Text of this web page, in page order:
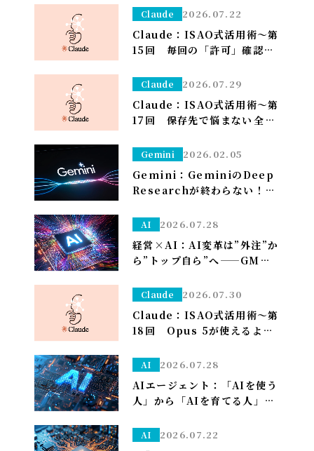
Zeimee、半年後の本格投入
Claude 2026.07.22
Claude：ISAO式活用術～第
15回 毎回の「許可」確認が
は「常に許可」で流す（※管
Claude 2026.07.29
Claude：ISAO式活用術～第
17回 保存先で悩まない――全部
して、仕分けはClaudeに任
Gemini 2026.02.05
Gemini：GeminiのDeep
Researchが終わらない！？
た1つ」のこと
AI 2026.07.28
経営×AI：AI変革は”外注”か
ら”トップ自ら”へ——GMO熊
任、社長がコードを書く
Claude 2026.07.30
Claude：ISAO式活用術～第
18回 Opus 5が使えるよう
ので改めて使い分けを考え直
Opus、「集める・手を動か
す」はSonnet～
AI 2026.07.28
AIエージェント：「AIを使う
人」から「AIを育てる人」へ
管理部はこう備える
AI 2026.07.22